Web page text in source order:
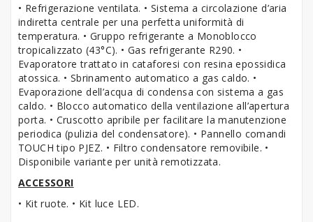
• Refrigerazione ventilata. • Sistema a circolazione d’aria
indiretta centrale per una perfetta uniformità di
temperatura. • Gruppo refrigerante a Monoblocco
tropicalizzato (43°C). • Gas refrigerante R290. •
Evaporatore trattato in cataforesi con resina epossidica
atossica. • Sbrinamento automatico a gas caldo. •
Evaporazione dell’acqua di condensa con sistema a gas
caldo. • Blocco automatico della ventilazione all’apertura
porta. • Cruscotto apribile per facilitare la manutenzione
periodica (pulizia del condensatore). • Pannello comandi
TOUCH tipo PJEZ. • Filtro condensatore removibile. •
Disponibile variante per unità remotizzata.
ACCESSORI
• Kit ruote. • Kit luce LED.